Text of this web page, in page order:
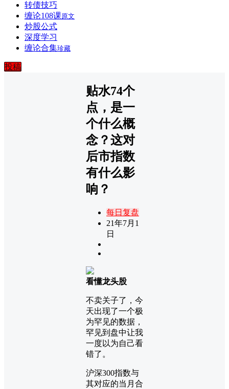
转债技巧
缠论108课原文
炒股公式
深度学习
缠论合集珍藏
投稿
贴水74个
点，是一
个什么概
念？这对
后市指数
有什么影
响？
每日复盘
21年7月1
日
看懂龙头股
不卖关子了，今
天出现了一个极
为罕见的数据，
罕见到盘中让我
一度以为自己看
错了。
沪深300指数与
其对应的当月合